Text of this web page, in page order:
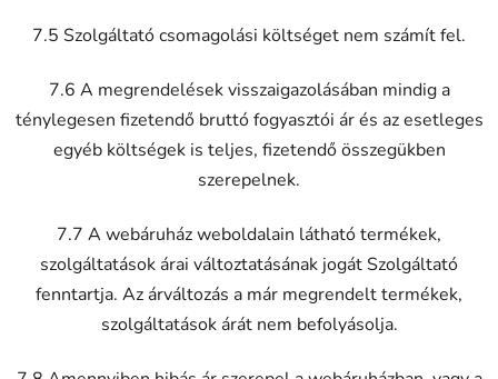
7.5 Szolgáltató csomagolási költséget nem számít fel.
7.6 A megrendelések visszaigazolásában mindig a
ténylegesen fizetendő bruttó fogyasztói ár és az esetleges
egyéb költségek is teljes, fizetendő összegükben
szerepelnek.
7.7 A webáruház weboldalain látható termékek,
szolgáltatások árai változtatásának jogát Szolgáltató
fenntartja. Az árváltozás a már megrendelt termékek,
szolgáltatások árát nem befolyásolja.